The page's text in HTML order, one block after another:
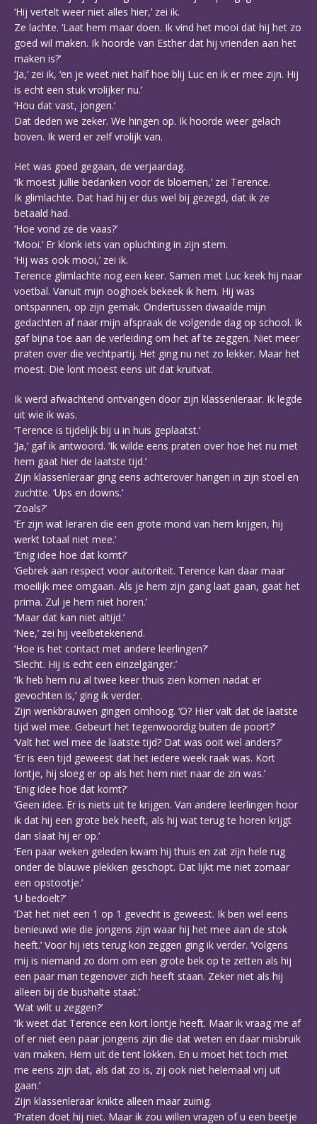
‘Hij vertelt weer niet alles hier,’ zei ik.
Ze lachte. ‘Laat hem maar doen. Ik vind het mooi dat hij het zo
goed wil maken. Ik hoorde van Esther dat hij vrienden aan het
maken is?’
‘Ja,’ zei ik, ‘en je weet niet half hoe blij Luc en ik er mee zijn. Hij
is echt een stuk vrolijker nu.’
‘Hou dat vast, jongen.’
Dat deden we zeker. We hingen op. Ik hoorde weer gelach
boven. Ik werd er zelf vrolijk van.
Het was goed gegaan, de verjaardag.
‘Ik moest jullie bedanken voor de bloemen,’ zei Terence.
Ik glimlachte. Dat had hij er dus wel bij gezegd, dat ik ze
betaald had.
‘Hoe vond ze de vaas?’
‘Mooi.’ Er klonk iets van opluchting in zijn stem.
‘Hij was ook mooi,’ zei ik.
Terence glimlachte nog een keer. Samen met Luc keek hij naar
voetbal. Vanuit mijn ooghoek bekeek ik hem. Hij was
ontspannen, op zijn gemak. Ondertussen dwaalde mijn
gedachten af naar mijn afspraak de volgende dag op school. Ik
gaf bijna toe aan de verleiding om het af te zeggen. Niet meer
praten over die vechtpartij. Het ging nu net zo lekker. Maar het
moest. Die lont moest eens uit dat kruitvat.
Ik werd afwachtend ontvangen door zijn klassenleraar. Ik legde
uit wie ik was.
‘Terence is tijdelijk bij u in huis geplaatst.’
‘Ja,’ gaf ik antwoord. ‘Ik wilde eens praten over hoe het nu met
hem gaat hier de laatste tijd.’
Zijn klassenleraar ging eens achterover hangen in zijn stoel en
zuchtte. ‘Ups en downs.’
‘Zoals?’
‘Er zijn wat leraren die een grote mond van hem krijgen, hij
werkt totaal niet mee.’
‘Enig idee hoe dat komt?’
‘Gebrek aan respect voor autoriteit. Terence kan daar maar
moeilijk mee omgaan. Als je hem zijn gang laat gaan, gaat het
prima. Zul je hem niet horen.’
‘Maar dat kan niet altijd.’
‘Nee,’ zei hij veelbetekenend.
‘Hoe is het contact met andere leerlingen?’
‘Slecht. Hij is echt een einzelgänger.’
‘Ik heb hem nu al twee keer thuis zien komen nadat er
gevochten is,’ ging ik verder.
Zijn wenkbrauwen gingen omhoog. ‘O? Hier valt dat de laatste
tijd wel mee. Gebeurt het tegenwoordig buiten de poort?’
‘Valt het wel mee de laatste tijd? Dat was ooit wel anders?’
‘Er is een tijd geweest dat het iedere week raak was. Kort
lontje, hij sloeg er op als het hem niet naar de zin was.’
‘Enig idee hoe dat komt?’
‘Geen idee. Er is niets uit te krijgen. Van andere leerlingen hoor
ik dat hij een grote bek heeft, als hij wat terug te horen krijgt
dan slaat hij er op.’
‘Een paar weken geleden kwam hij thuis en zat zijn hele rug
onder de blauwe plekken geschopt. Dat lijkt me niet zomaar
een opstootje.’
‘U bedoelt?’
‘Dat het niet een 1 op 1 gevecht is geweest. Ik ben wel eens
benieuwd wie die jongens zijn waar hij het mee aan de stok
heeft.’ Voor hij iets terug kon zeggen ging ik verder. ‘Volgens
mij is niemand zo dom om een grote bek op te zetten als hij
een paar man tegenover zich heeft staan. Zeker niet als hij
alleen bij de bushalte staat.’
‘Wat wilt u zeggen?’
‘Ik weet dat Terence een kort lontje heeft. Maar ik vraag me af
of er niet een paar jongens zijn die dat weten en daar misbruik
van maken. Hem uit de tent lokken. En u moet het toch met
me eens zijn dat, als dat zo is, zij ook niet helemaal vrij uit
gaan.’
Zijn klassenleraar knikte alleen maar zuinig.
‘Praten doet hij niet. Maar ik zou willen vragen of u een beetje